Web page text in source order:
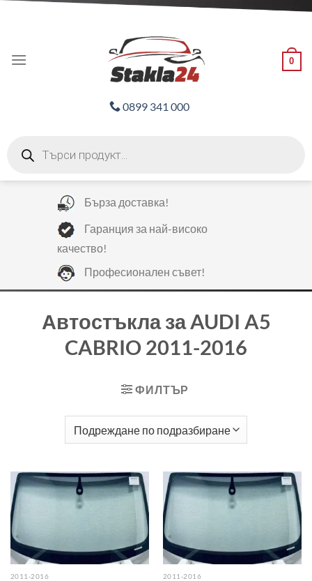
0
0899 341 000
search
Бърза доставка!
Гаранция за най-високо
качество!
Професионален съвет!
Автостъкла за AUDI A5
CABRIO 2011-2016
ФИЛТЪР
2011-2016 2011-2016